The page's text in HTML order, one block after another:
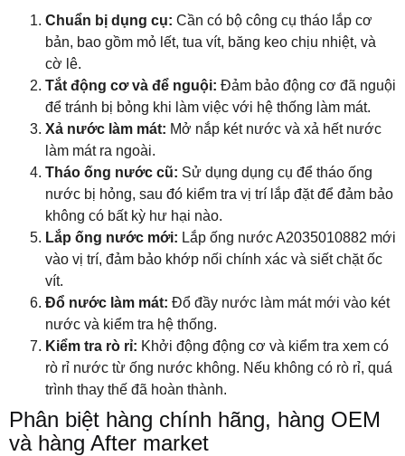
Chuẩn bị dụng cụ: Cần có bộ công cụ tháo lắp cơ
bản, bao gồm mỏ lết, tua vít, băng keo chịu nhiệt, và
cờ lê.
Tắt động cơ và để nguội: Đảm bảo động cơ đã nguội
để tránh bị bỏng khi làm việc với hệ thống làm mát.
Xả nước làm mát: Mở nắp két nước và xả hết nước
làm mát ra ngoài.
Tháo ống nước cũ: Sử dụng dụng cụ để tháo ống
nước bị hỏng, sau đó kiểm tra vị trí lắp đặt để đảm bảo
không có bất kỳ hư hại nào.
Lắp ống nước mới: Lắp ống nước A2035010882 mới
vào vị trí, đảm bảo khớp nối chính xác và siết chặt ốc
vít.
Đổ nước làm mát: Đổ đầy nước làm mát mới vào két
nước và kiểm tra hệ thống.
Kiểm tra rò rỉ: Khởi động động cơ và kiểm tra xem có
rò rỉ nước từ ống nước không. Nếu không có rò rỉ, quá
trình thay thế đã hoàn thành.
Phân biệt hàng chính hãng, hàng OEM
và hàng After market